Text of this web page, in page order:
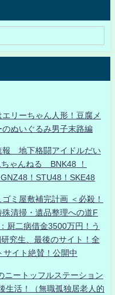
リーちゃん人形！豆腐メ
ぬいぐるみ男子末路編
報 地下格闘アイドルだい
ゃんねる BNK48 ！
！STU48！SKE48
ミ屋敷補完計画 ＜必殺！
清掃・遺品整理への道F
厨二病借金3500万円！う
究生、最後のサイト！全
イト絶賛！公開中
ニートッフルステーション
生活！（無職孤独居老人的